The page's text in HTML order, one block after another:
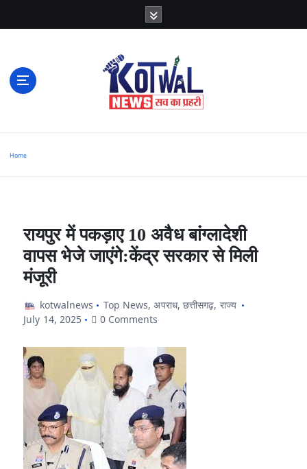
p
Home
रायपुर में पकड़ाए 10 अवैध बांग्लादेशी
वापस भेजे जाएंगे:केंद्र सरकार से मिली
मंजूरी
kotwalnews Top News,अपराध, छत्तीसगढ़, राज्य
July 14, 2025
0 Comments